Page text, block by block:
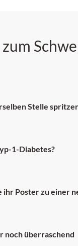
Stelle
1-Diabetes?
ihr Poster zu einer
noch überraschend